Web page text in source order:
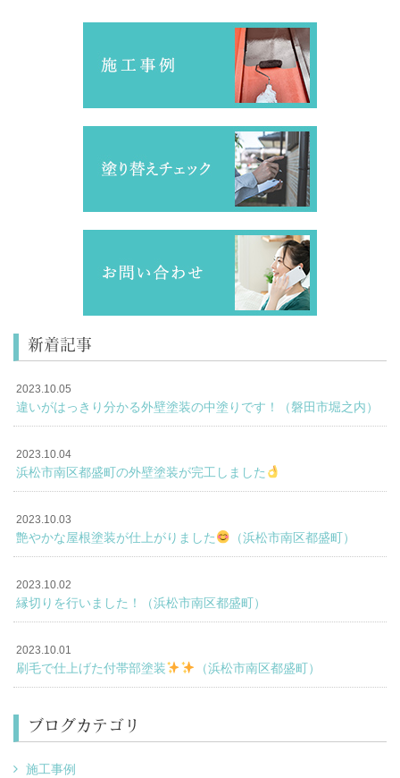
新着記事
2023.10.05
違いがはっきり分かる外壁塗装の中塗りです！（磐田市堀之内）
2023.10.04
浜松市南区都盛町の外壁塗装が完工しました
2023.10.03
艶やかな屋根塗装が仕上がりました （浜松市南区都盛町）
2023.10.02
縁切りを行いました！（浜松市南区都盛町）
2023.10.01
刷毛で仕上げた付帯部塗装 （浜松市南区都盛町）
ブログカテゴリ
施工事例